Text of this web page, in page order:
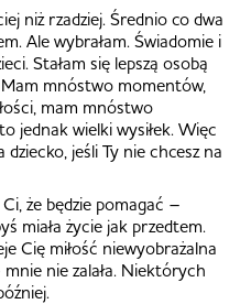
niż rzadziej. Średnio co dwa
Ale wybrałam. Świadomie i
Stałam się lepszą osobą
Mam mnóstwo momentów,
mam mnóstwo
jednak wielki wysiłek. Więc
jeśli Ty nie chcesz na
że będzie pomagać –
miała życie jak przedtem.
Cię miłość niewyobrażalna
nie zalała. Niektórych